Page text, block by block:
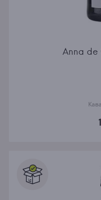
Anna de